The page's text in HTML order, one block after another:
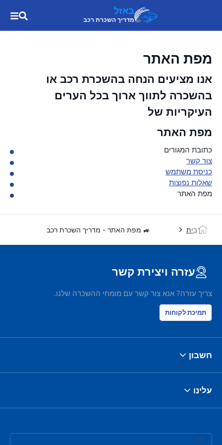
באזל
מדריך השכרת רכב
מפת האתר
אנו מציעים הנחה בהשכרת רכב או
בהשכרה לתווך ארוך בכל הערים
העיקריות של
מפת האתר
כתובת המגורים
צור קשר
כניסת משתמש
שאלות נפוצות
מפת האתר
בַּיִת 🚙 מפת האתר - מדריך השכרת רכב
עזרה ויצירת קשר
צריך עזרה? אנא צור קשר עם מומחי ההשכרה שלנו.
תמיכת לקוחות
חשבון
עלינו